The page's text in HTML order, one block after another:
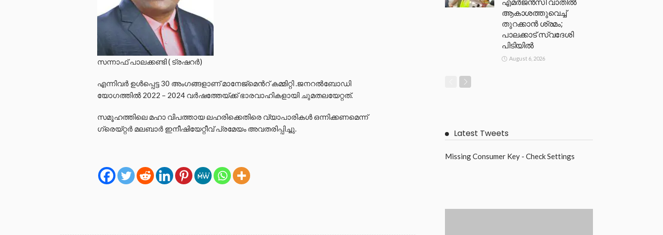
സന്നാഫ് പാലക്കണ്ടി ( ട്രഷറർ)
എന്നിവർ ഉൾപ്പെട്ട 30 അംഗങ്ങളാണ് മാനേജ്മെൻറ് കമ്മിറ്റി .ജനറൽബോഡി
യോഗത്തിൽ 2022 – 2024 വർഷത്തേയ്ക്ക് ഭാരവാഹികളായി ചുമതലയേറ്റത്.
സമൂഹത്തിലെ മഹാ വിപത്തായ ലഹരിക്കെതിരെ വ്യാപാരികൾ ഒന്നിക്കണമെന്ന്
ഗ്രെയ്റ്റർ മലബാർ ഇനീഷിയേറ്റീവ് പ്രമേയം അവതരിപ്പിച്ചു.
ആകാശത്തുവെച്ച്
തുറക്കാൻ ശ്രമം;
പാലക്കാട് സ്വദേശി
പിടിയിൽ
August 6, 2026
Latest Tweets
Missing Consumer Key - Check Settings